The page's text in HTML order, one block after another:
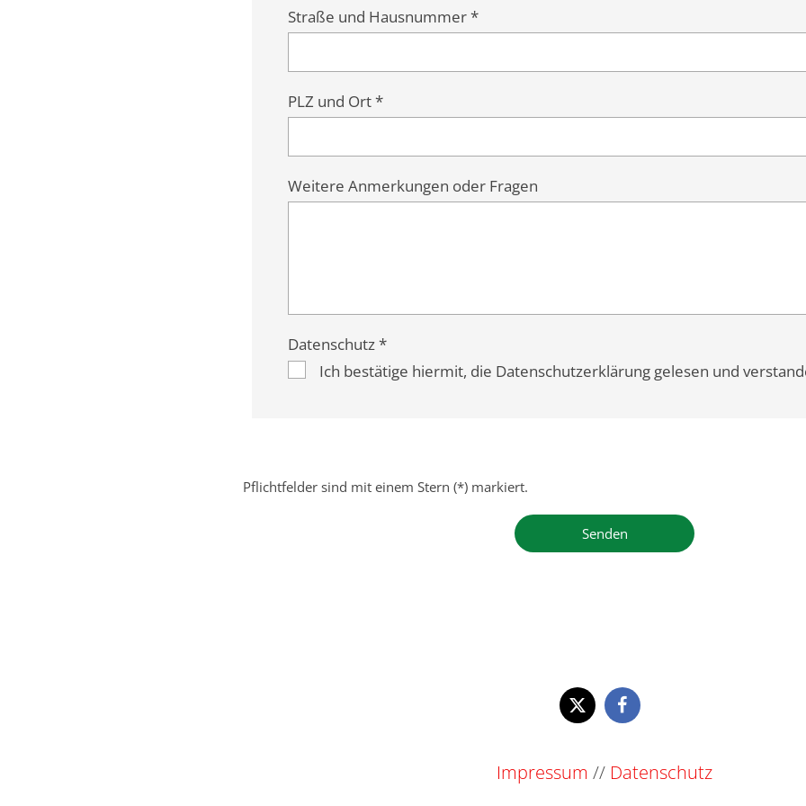
Straße und Hausnummer *
PLZ und Ort *
Weitere Anmerkungen oder Fragen
Datenschutz *
Ich bestätige hiermit, die Datenschutzerklärung gelesen und
Pflichtfelder sind mit einem Stern (*) markiert.
Impressum // Datenschutz